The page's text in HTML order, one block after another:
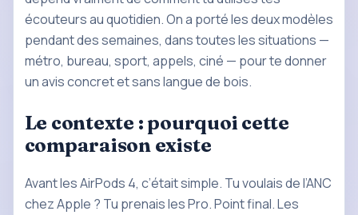
écouteurs au quotidien. On a porté les deux modèles
pendant des semaines, dans toutes les situations —
métro, bureau, sport, appels, ciné — pour te donner
un avis concret et sans langue de bois.
Le contexte : pourquoi cette
comparaison existe
Avant les AirPods 4, c’était simple. Tu voulais de l’ANC
chez Apple ? Tu prenais les Pro. Point final. Les